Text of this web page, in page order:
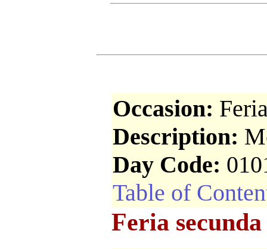
Occasion:
Description:
Day Code:
Table of
Feria secunda